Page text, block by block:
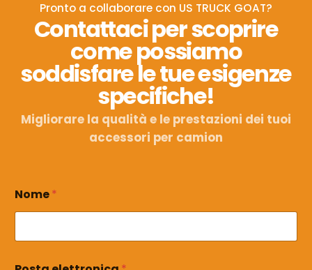
Pronto a collaborare con US TRUCK GOAT?
Contattaci per scoprire
come possiamo
soddisfare le tue esigenze
specifiche!
Migliorare la qualità e le prestazioni dei tuoi
accessori per camion
o
m
M
s
Nome*